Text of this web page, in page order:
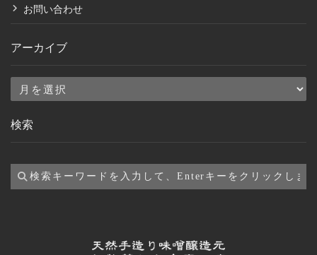
お問い合わせ
アーカイブ
ア
カ
ブ
検索